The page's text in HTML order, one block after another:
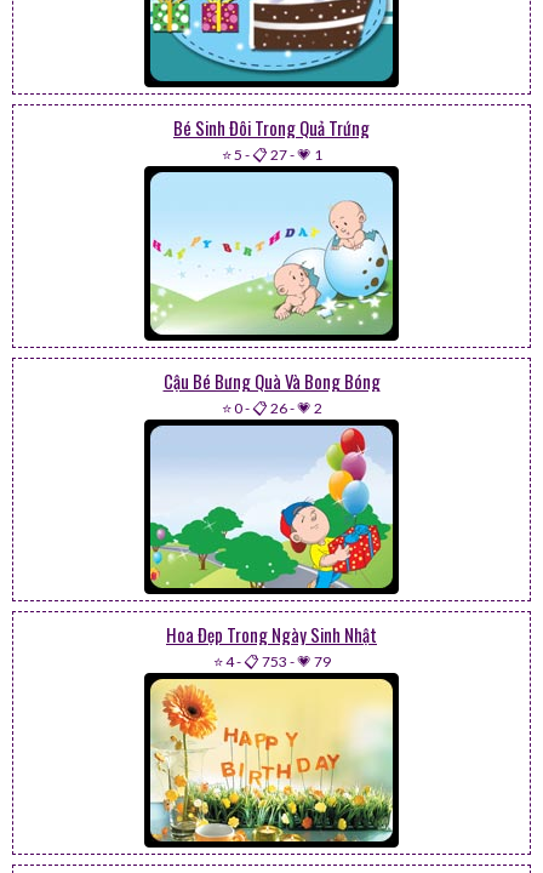
Bé Sinh Đôi Trong Quả Trứng
⭐ 5 -📋 27-💗 1
Cậu Bé Bưng Quà Và Bong Bóng
⭐ 0-📋 26-💗 2
Hoa Đẹp Trong Ngày Sinh Nhật
⭐ 4-📋 753 -💗 79